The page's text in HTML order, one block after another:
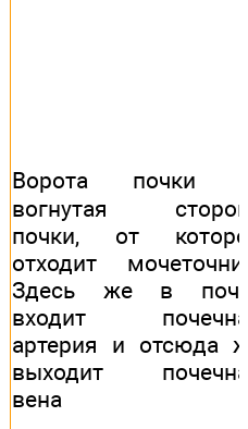
Ворота почки
вогнутая
почки, от
отходит
Здесь же в
входит
артерия и отсюда
выходит
вена